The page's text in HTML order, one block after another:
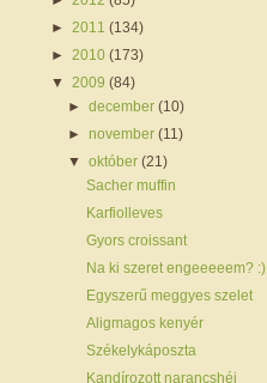
► 2011 (134)
► 2010 (173)
▼ 2009 (84)
►december(10)
►november(11)
▼október(21)
Sacher muffin
Karfiolleves
Gyors croissant
Na ki szeret engeeeeem? :)
Egyszerű meggyes szelet
Aligmagos kenyér
Székelykáposzta
Kandírozott narancshéj